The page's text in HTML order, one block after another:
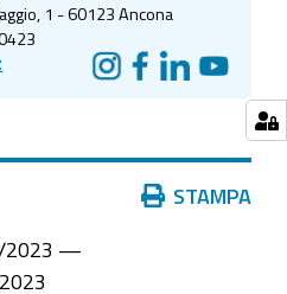
1 - 60123 Ancona
STAMPA
—